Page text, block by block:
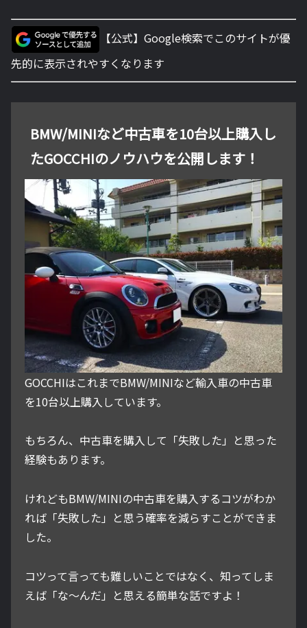
【公式】Google検索でこのサイトが優
先的に表示されやすくなります
BMW/MINIなど中古車を10台以上購入し
たGOCCHIのノウハウを公開します！
GOCCHIはこれまでBMW/MINIなど輸入車の中古車
を10台以上購入しています。
もちろん、中古車を購入して「失敗した」と思った
経験もあります。
けれどもBMW/MINIの中古車を購入するコツがわか
れば「失敗した」と思う確率を減らすことができま
した。
コツって言っても難しいことではなく、知ってしま
えば「な～んだ」と思える簡単な話ですよ！